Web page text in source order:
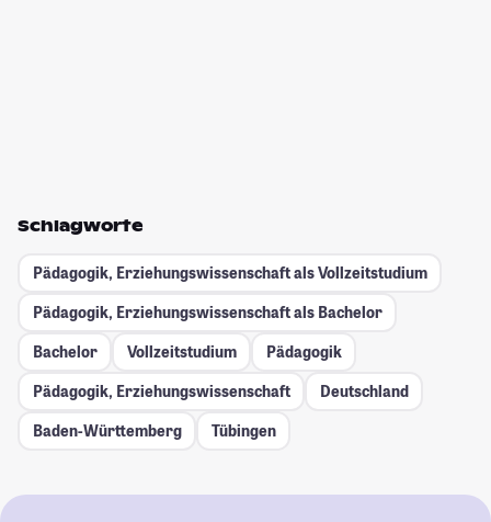
Schlagworte
Pädagogik, Erziehungswissenschaft als Vollzeitstudium
Pädagogik, Erziehungswissenschaft als Bachelor
Bachelor
Vollzeitstudium
Pädagogik
Pädagogik, Erziehungswissenschaft
Deutschland
Baden-Württemberg
Tübingen